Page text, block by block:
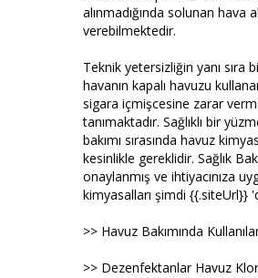
alınmadığında solunan hava
verebilmektedir.
Teknik yetersizliğin yanı sıra
havanın kapalı havuzu
sigara içmişcesine zarar
tanımaktadır. Sağlıklı bir
bakımı sırasında havuz
kesinlikle gereklidir. Sağlık
onaylanmış ve ihtiyacınıza
kimyasalları şimdi {{.siteUrl}}
>> Havuz Bakımında
>> Dezenfektanlar Havuz